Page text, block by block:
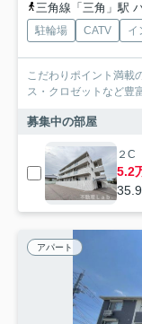
三角線「三角」駅
駐輪場 CATV イ
こだわりポイント満載
ス・クロゼットなど豊
募集中の部屋
２C
5.2
アパート